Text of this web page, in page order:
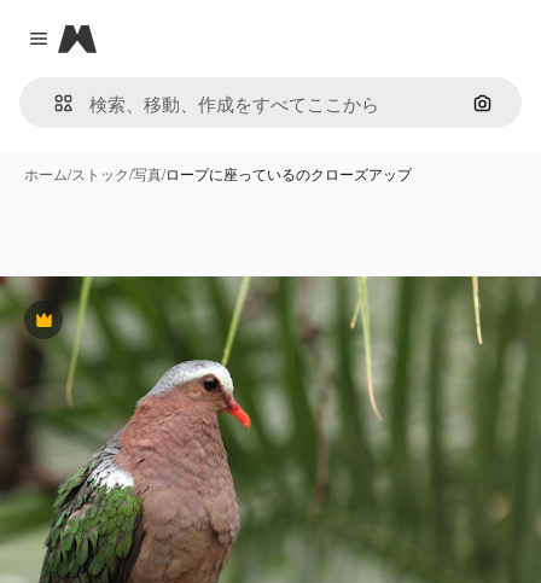
Close menu
Magnific
画像で
ホーム/ストック/写真/ロープに座っているのクローズアップ
Premium